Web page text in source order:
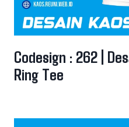
Codesign : 262 |
Ring Tee